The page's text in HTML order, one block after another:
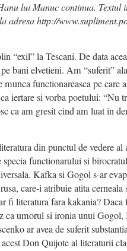
lui Manuc continua. Textul
adresa http://
“exil” la Tescani. De data
bani elvetieni. Am “suferit”
munca functionareasca pe
iertare si vorba poetului: “Nu
ca am gresit cind am luat in
din punctul de vedere
specia functionarului si
Kafka si Gogol s-ar
care-i atribuie atita
fi literatura fara kakania?
ca umorul si ironia unui
ar avea de suferit
Don Quijote al literaturii